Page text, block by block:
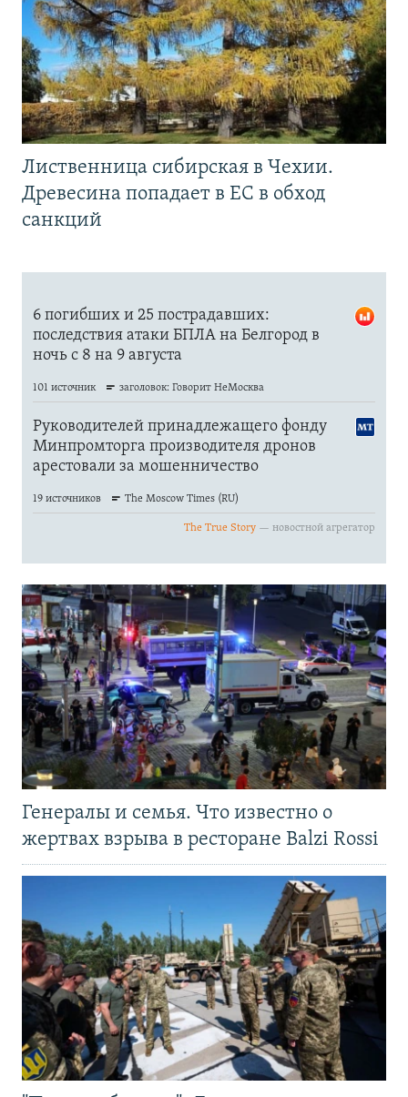
Лиственница сибирская в Чехии.
Древесина попадает в ЕС в обход
санкций
Генералы и семья. Что известно о
жертвах взрыва в ресторане Balzi Rossi